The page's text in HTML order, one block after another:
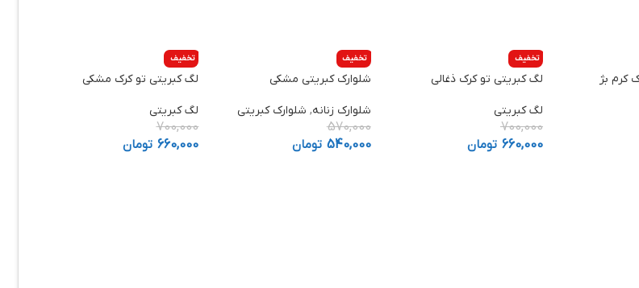
کرم بژ
تخفیف
لگ کبریتی تو کرک ذغالی
لگ کبریتی
700,000
660,000 تومان
تخفیف
شلوارک کبریتی مشکی
شلوارک زنانه, شلوارک کبریتی
570,000
540,000 تومان
تخفیف
لگ کبریتی تو کرک مشکی
لگ کبریتی
700,000
660,000 تومان